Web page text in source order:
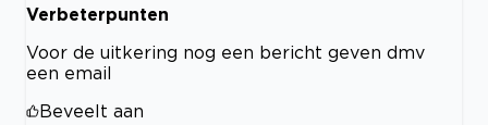
Verbeterpunten
Voor de uitkering nog een bericht geven dmv
een email
Beveelt aan